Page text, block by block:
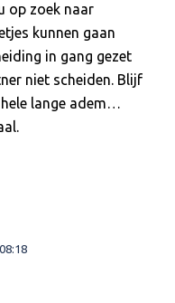
op zoek naar
kunnen gaan
in gang gezet
niet scheiden. Blijf
lange adem…